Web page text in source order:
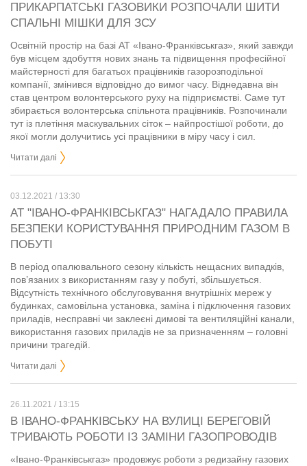
ПРИКАРПАТСЬКІ ГАЗОВИКИ РОЗПОЧАЛИ ШИТИ
СПАЛЬНІ МІШКИ ДЛЯ ЗСУ
Освітній простір на базі АТ «Івано-Франківськгаз», який завжди
був місцем здобуття нових знань та підвищення професійної
майстерності для багатьох працівників газорозподільної
компанії, змінився відповідно до вимог часу. Віднедавна він
став центром волонтерського руху на підприємстві. Саме тут
збирається волонтерська спільнота працівників. Розпочинали
тут із плетіння маскувальних сіток – найпростішої роботи, до
якої могли долучитись усі працівники в міру часу і сил.
Читати далі
03.12.2021 / 13:30
АТ "ІВАНО-ФРАНКІВСЬКГАЗ" НАГАДАЛО ПРАВИЛА
БЕЗПЕКИ КОРИСТУВАННЯ ПРИРОДНИМ ГАЗОМ В
ПОБУТІ
В період опалювального сезону кількість нещасних випадків,
пов’язаних з використанням газу у побуті, збільшується.
Відсутність технічного обслуговування внутрішніх мереж у
будинках, самовільна установка, заміна і підключення газових
приладів, несправні чи заклеєні димові та вентиляційні канали,
використання газових приладів не за призначенням – головні
причини трагедій.
Читати далі
26.11.2021 / 13:15
В ІВАНО-ФРАНКІВСЬКУ НА ВУЛИЦІ БЕРЕГОВІЙ
ТРИВАЮТЬ РОБОТИ ІЗ ЗАМІНИ ГАЗОПРОВОДІВ
«Івано-Франківськгаз» продовжує роботи з редизайну газових